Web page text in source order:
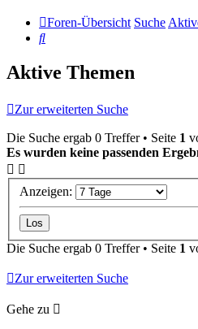
Foren-Übersicht Suche
Suche
Aktive Themen
Zur erweiterten Suche
Die Suche ergab 0 Treffer • Seite 1
Es wurden keine passenden
Anzeigen:
Die Suche ergab 0 Treffer • Seite 1
Zur erweiterten Suche
Gehe zu